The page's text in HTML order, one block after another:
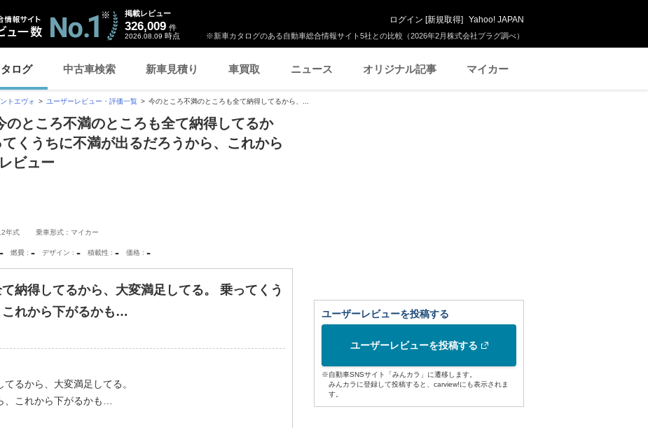
※新車カタログのある自動車総合情報サイト5社との比較（2026年2月株式会社プラグ調べ）
掲載レビュー
326,009 件
2026.08.09 時点
ログイン [新規取得] Yahoo! JAPAN
ログ 中古車検索 新車見積り 車買取 ニュース オリジナル記事 マイカー
トエヴォ ユーザーレビュー・評価一覧 今のところ不満のところも全て納得してるから、...
のところ不満のところも全て納得してるか
くうちに不満が出るだろうから、これから
ビュー
年式 乗車形式：マイカー
- 燃費 - デザイン - 積載性 - 価格 -
納得してるから、大変満足してる。 乗ってくう
れから下がるかも…
るから、大変満足してる。
、これから下がるかも…
ユーザーレビューを投稿する
ユーザーレビューを投稿する
※自動車SNSサイト「みんカラ」に遷移します。
みんカラに登録して投稿すると、carview!にも表示されま
す。